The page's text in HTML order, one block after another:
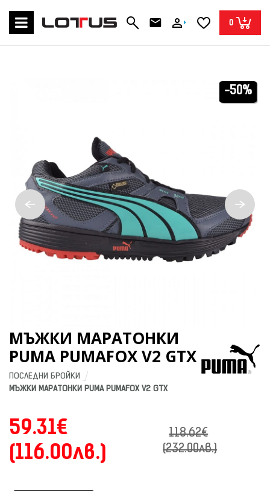
0
-50%
МЪЖКИ МАРАТОНКИ
PUMA PUMAFOX V2 GTX
ПОСЛЕДНИ БРОЙКИ
МЪЖКИ МАРАТОНКИ PUMA PUMAFOX V2 GTX
59.31€
(116.00лв.)
118.62€
(232.00лв.)